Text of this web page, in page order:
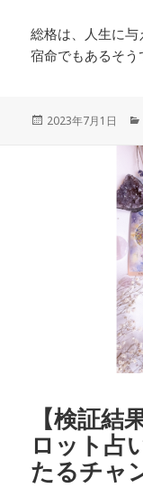
総格は、人生に与
宿命でもあるそう
投
2023年7月1日
【検証結
ロット占
たるチャ